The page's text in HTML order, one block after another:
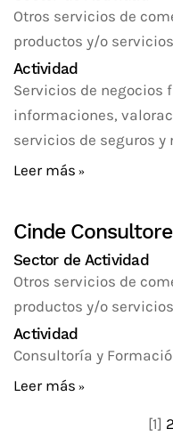
Otros servicios de
productos y/o servicios
Actividad
Servicios de negocios
informaciones,
servicios de seguros
Leer más
Cinde
Sector de Actividad
Otros servicios de
productos y/o servicios
Actividad
Consultoría y
Leer más
[1] 2